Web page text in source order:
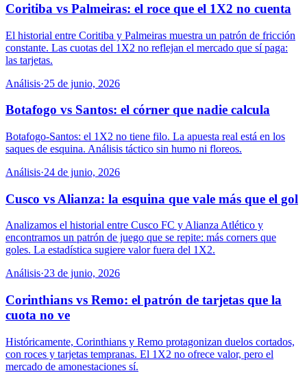
Coritiba vs Palmeiras: el roce que el 1X2 no cuenta
El historial entre Coritiba y Palmeiras muestra un patrón de fricción
constante. Las cuotas del 1X2 no reflejan el mercado que sí paga:
las tarjetas.
Análisis·25 de junio, 2026
Botafogo vs Santos: el córner que nadie calcula
Botafogo-Santos: el 1X2 no tiene filo. La apuesta real está en los
saques de esquina. Análisis táctico sin humo ni floreos.
Análisis·24 de junio, 2026
Cusco vs Alianza: la esquina que vale más que el gol
Analizamos el historial entre Cusco FC y Alianza Atlético y
encontramos un patrón de juego que se repite: más corners que
goles. La estadística sugiere valor fuera del 1X2.
Análisis·23 de junio, 2026
Corinthians vs Remo: el patrón de tarjetas que la
cuota no ve
Históricamente, Corinthians y Remo protagonizan duelos cortados,
con roces y tarjetas tempranas. El 1X2 no ofrece valor, pero el
mercado de amonestaciones sí.